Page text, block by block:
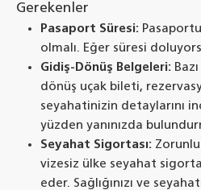
Gerekenler
Pasaport Süresi:
olmalı. Eğer süresi
Gidiş-Dönüş Belgeleri:
dönüş uçak bileti,
seyahatinizin detaylarını
yüzden yanınızda
Seyahat Sigortası:
vizesiz ülke seyahat
eder. Sağlığınızı ve